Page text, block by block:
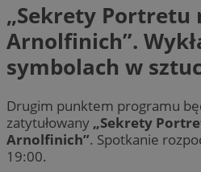
„Sekrety Portretu
Arnolfinich”.
symbolach w
Drugim punktem programu
zatytułowany „Sekrety
Arnolfinich”. Spotkanie
19:00.